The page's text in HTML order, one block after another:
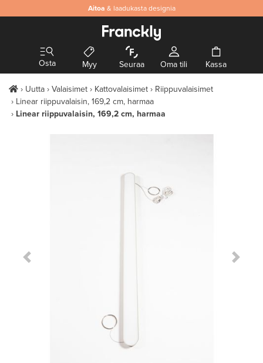
Aitoa & laadukasta designia
Osta Myy Seuraa Oma tili Kassa
Uutta Valaisimet Kattovalaisimet
Riippuvalaisimet
Linear riippuvalaisin, 169,2 cm, harmaa
Linear riippuvalaisin, 169,2 cm, harmaa
Previous Slide Next